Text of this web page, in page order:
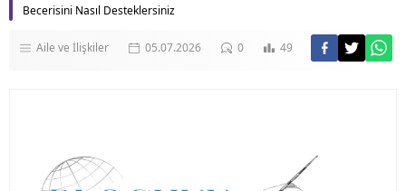
Becerisini Nasıl Desteklersiniz
Aile ve İlişkiler 05.07.2026 0 49